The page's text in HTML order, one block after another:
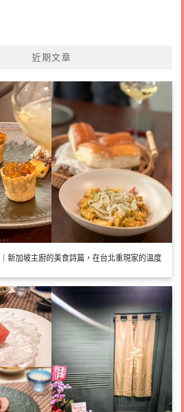
近期文章
｜新加坡主廚的美食詩篇，在台北重現家的溫度